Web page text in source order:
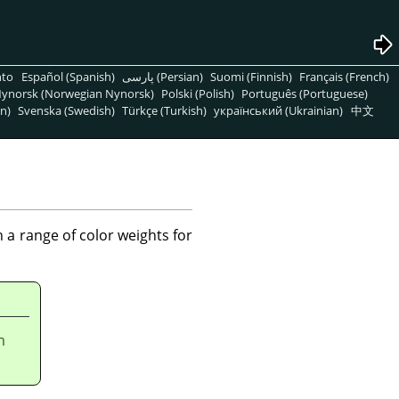
Español (Spanish) پارسی (Persian) Suomi (Finnish) Français (French)
(Norwegian Nynorsk) Polski (Polish) Português (Portuguese)
Svenska (Swedish) Türkçe (Turkish) український (Ukrainian) 中文
a range of color weights for